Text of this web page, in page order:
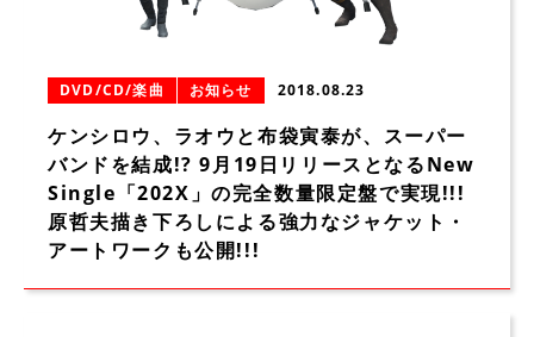
DVD/CD/楽曲 お知らせ 2018.08.23
ケンシロウ、ラオウと布袋寅泰が、スーパー
バンドを結成!? 9月19日リリースとなるNew
Single「202X」の完全数量限定盤で実現!!!
原哲夫描き下ろしによる強力なジャケット・
アートワークも公開!!!